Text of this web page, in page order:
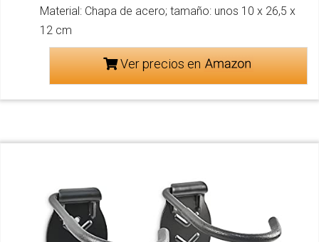
Material: Chapa de acero; tamaño: unos 10 x 26,5 x
12 cm
Ver precios en